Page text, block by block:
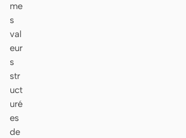
me
s
val
eur
s
str
uct
uré
es
de